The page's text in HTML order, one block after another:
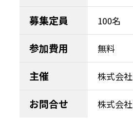
募集定員 100名
参加費用 無料
主催 株式会
お問合せ 株式会